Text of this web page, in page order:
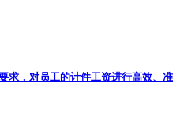
求，对员工的计件工资进行高效、准